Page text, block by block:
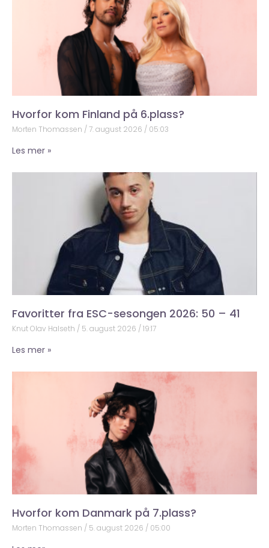
Hvorfor kom Finland på 6.plass?
Morten Thomassen 7. august 2026 05:03
Les mer »
Favoritter fra ESC-sesongen 2026: 50 – 41
Knut Olav Halseth 5. august 2026 19:17
Les mer »
Hvorfor kom Danmark på 7.plass?
Morten Thomassen 5. august 2026 05:00